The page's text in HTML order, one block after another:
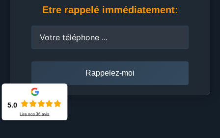
Etre rappelé immédiatement:
5.0
Lire nos36 avis